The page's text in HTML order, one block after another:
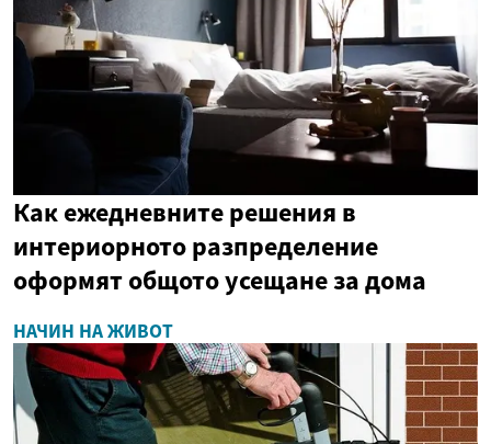
Как ежедневните решения в
интериорното разпределение
оформят общото усещане за дома
НАЧИН НА ЖИВОТ